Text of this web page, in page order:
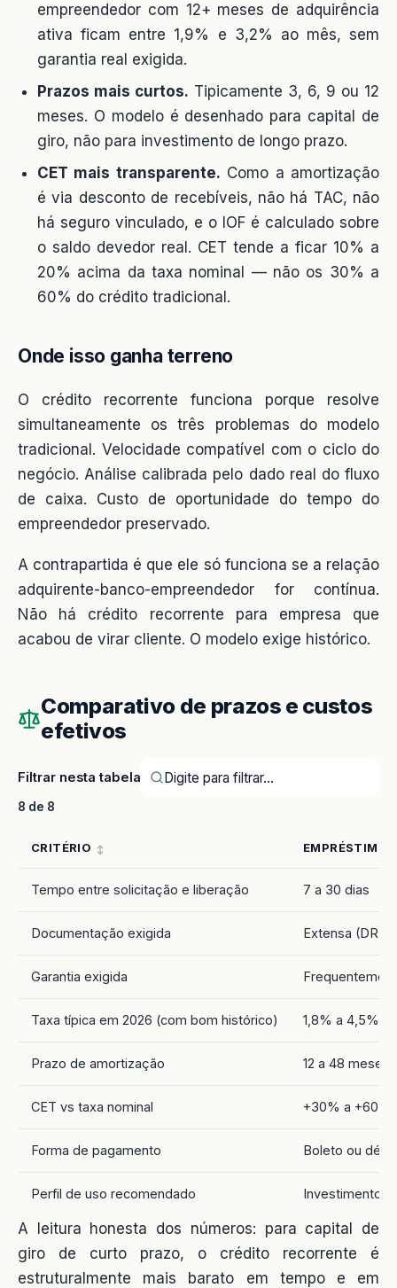
empreendedor com 12+ meses de adquirência
ativa ficam entre 1,9% e 3,2% ao mês, sem
garantia real exigida.
Prazos mais curtos. Tipicamente 3, 6, 9 ou 12
meses. O modelo é desenhado para capital de
giro, não para investimento de longo prazo.
CET mais transparente. Como a amortização
é via desconto de recebíveis, não há TAC, não
há seguro vinculado, e o IOF é calculado sobre
o saldo devedor real. CET tende a ficar 10% a
20% acima da taxa nominal — não os 30% a
60% do crédito tradicional.
Onde isso ganha terreno
O crédito recorrente funciona porque resolve
simultaneamente os três problemas do modelo
tradicional. Velocidade compatível com o ciclo do
negócio. Análise calibrada pelo dado real do fluxo
de caixa. Custo de oportunidade do tempo do
empreendedor preservado.
A contrapartida é que ele só funciona se a relação
adquirente-banco-empreendedor for contínua.
Não há crédito recorrente para empresa que
acabou de virar cliente. O modelo exige histórico.
Comparativo de prazos e custos
efetivos
Filtrar nesta tabela
8 de 8
CRITÉRIO EMPRÉSTIMO
Tempo entre solicitação e liberação 7 a 30 dias
Documentação exigida Extensa
Garantia exigida
Taxa típica em 2026 (com bom histórico) 1,8% a 4,5%
Prazo de amortização 12 a 48 meses
CET vs taxa nominal +30% a +60%
Forma de pagamento Boleto ou
Perfil de uso recomendado Investimento
A leitura honesta dos números: para capital de
giro de curto prazo, o crédito recorrente é
estruturalmente mais barato em tempo e em